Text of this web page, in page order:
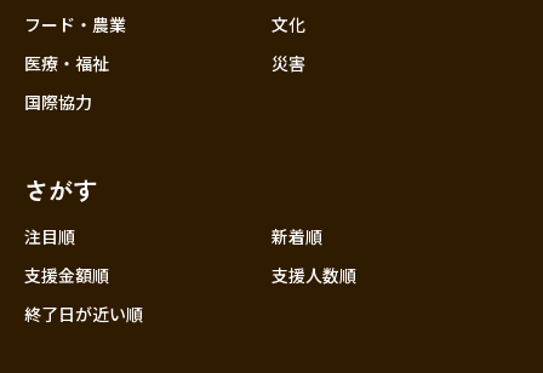
中国
フード・農業
医療・福祉
国際協力
文化
災害
さがす
注目順
新着順
支援金額順
支援人数順
終了日が近い順